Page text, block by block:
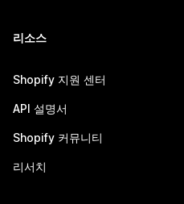
리소스
Shopify 지원 센터
API 설명서
Shopify 커뮤니티
리서치